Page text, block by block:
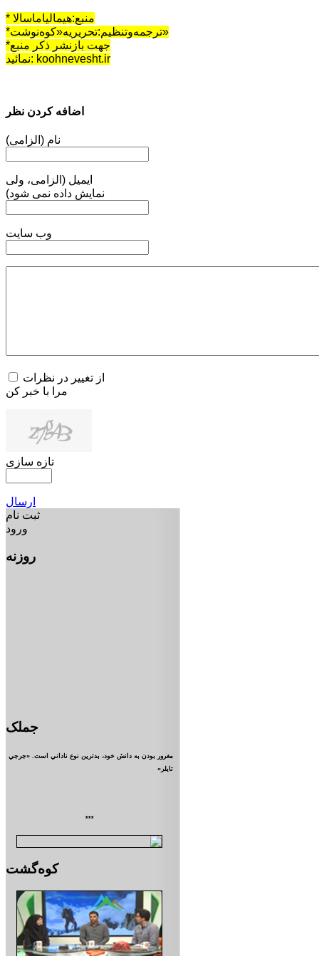
* منبع:هیمالیاماسالا
*ترجمه‌وتنظیم:تحریریه«کوه‌نوشت»
*جهت بازنشر ذکر منبع
نمائید: koohnevesht.ir
اضافه کردن نظر
نام (الزامی)
ایمیل (الزامی، ولی
نمایش داده نمی شود)
وب سایت
از تغییر در نظرات
مرا با خبر کن
تازه سازی
ارسال
ثبت نام
ورود
روزنه
جملک
مغرور بودن به دانش خود، بدترين نوع ناداني است. «جرجي
تايلر»
***
کوه‌گشت